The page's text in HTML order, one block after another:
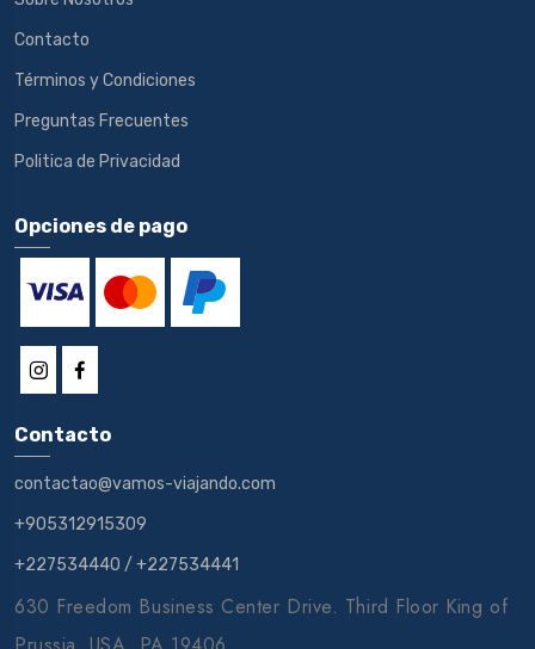
Contacto
Términos y Condiciones
Preguntas Frecuentes
Politica de Privacidad
Opciones de pago
Contacto
contactao@vamos-viajando.com
+905312915309
+227534440 / +227534441
630 Freedom Business Center Drive. Third Floor King of